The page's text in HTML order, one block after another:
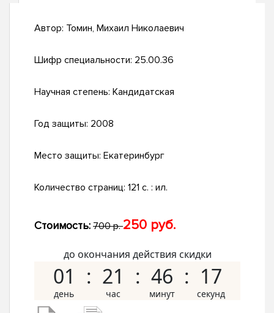
Автор: Томин, Михаил Николаевич
Шифр специальности: 25.00.36
Научная степень: Кандидатская
Год защиты: 2008
Место защиты: Екатеринбург
Количество страниц: 121 с. : ил.
Стоимость: 700 р.250 руб.
до окончания действия скидки
01 21 46 16